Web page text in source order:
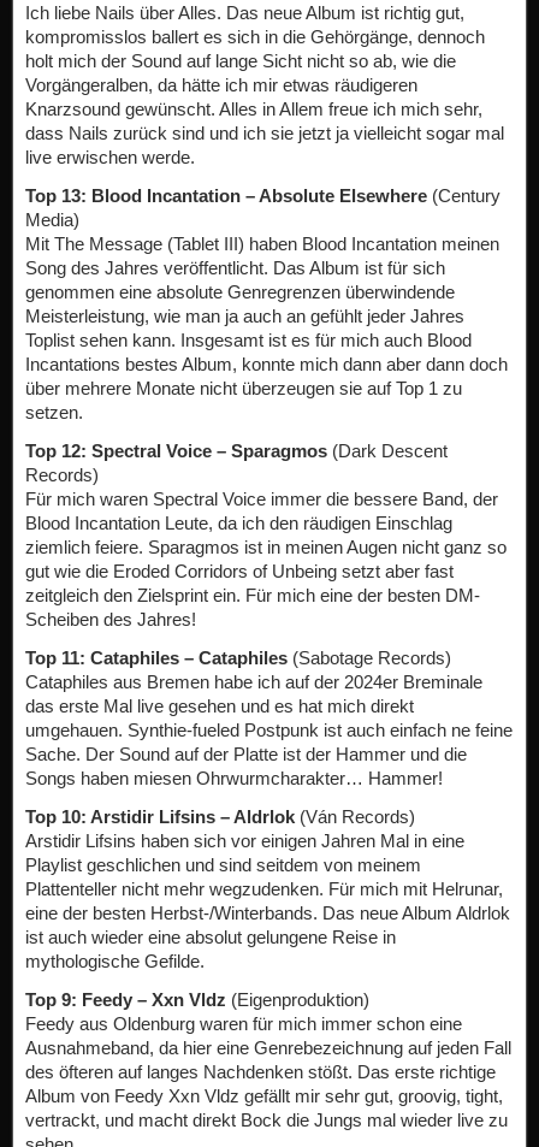
Ich liebe Nails über Alles. Das neue Album ist richtig gut,
kompromisslos ballert es sich in die Gehörgänge, dennoch
holt mich der Sound auf lange Sicht nicht so ab, wie die
Vorgängeralben, da hätte ich mir etwas räudigeren
Knarzsound gewünscht. Alles in Allem freue ich mich sehr,
dass Nails zurück sind und ich sie jetzt ja vielleicht sogar mal
live erwischen werde.
Top 13: Blood Incantation – Absolute Elsewhere (Century
Media)
Mit The Message (Tablet III) haben Blood Incantation meinen
Song des Jahres veröffentlicht. Das Album ist für sich
genommen eine absolute Genregrenzen überwindende
Meisterleistung, wie man ja auch an gefühlt jeder Jahres
Toplist sehen kann. Insgesamt ist es für mich auch Blood
Incantations bestes Album, konnte mich dann aber dann doch
über mehrere Monate nicht überzeugen sie auf Top 1 zu
setzen.
Top 12: Spectral Voice – Sparagmos (Dark Descent
Records)
Für mich waren Spectral Voice immer die bessere Band, der
Blood Incantation Leute, da ich den räudigen Einschlag
ziemlich feiere. Sparagmos ist in meinen Augen nicht ganz so
gut wie die Eroded Corridors of Unbeing setzt aber fast
zeitgleich den Zielsprint ein. Für mich eine der besten DM-
Scheiben des Jahres!
Top 11: Cataphiles – Cataphiles (Sabotage Records)
Cataphiles aus Bremen habe ich auf der 2024er Breminale
das erste Mal live gesehen und es hat mich direkt
umgehauen. Synthie-fueled Postpunk ist auch einfach ne feine
Sache. Der Sound auf der Platte ist der Hammer und die
Songs haben miesen Ohrwurmcharakter… Hammer!
Top 10: Arstidir Lifsins – Aldrlok (Ván Records)
Arstidir Lifsins haben sich vor einigen Jahren Mal in eine
Playlist geschlichen und sind seitdem von meinem
Plattenteller nicht mehr wegzudenken. Für mich mit Helrunar,
eine der besten Herbst-/Winterbands. Das neue Album Aldrlok
ist auch wieder eine absolut gelungene Reise in
mythologische Gefilde.
Top 9: Feedy – Xxn Vldz (Eigenproduktion)
Feedy aus Oldenburg waren für mich immer schon eine
Ausnahmeband, da hier eine Genrebezeichnung auf jeden Fall
des öfteren auf langes Nachdenken stößt. Das erste richtige
Album von Feedy Xxn Vldz gefällt mir sehr gut, groovig, tight,
vertrackt, und macht direkt Bock die Jungs mal wieder live zu